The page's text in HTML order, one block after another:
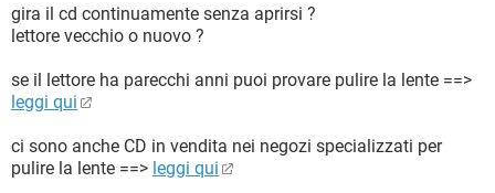
gira il cd continuamente senza aprirsi ?
lettore vecchio o nuovo ?
se il lettore ha parecchi anni puoi provare pulire la lente ==>
leggi qui
ci sono anche CD in vendita nei negozi specializzati per
pulire la lente ==> leggi qui